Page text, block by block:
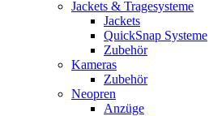
Jackets & Tragesysteme
Jackets
QuickSnap Systeme
Zubehör
Kameras
Zubehör
Neopren
Anzüge